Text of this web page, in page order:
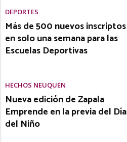
DEPORTES
Más de 500 nuevos inscriptos
en solo una semana para las
Escuelas Deportivas
HECHOS NEUQUÉN
Nueva edición de Zapala
Emprende en la previa del Día
del Niño